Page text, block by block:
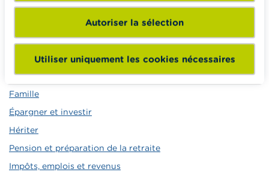
Autoriser la sélection
Utiliser uniquement les cookies nécessaires
Calculateurs, conseils pratiques, checklists
Budget, payer, emprunter et assurer
Famille
Épargner et investir
Hériter
Pension et préparation de la retraite
Impôts, emplois et revenus